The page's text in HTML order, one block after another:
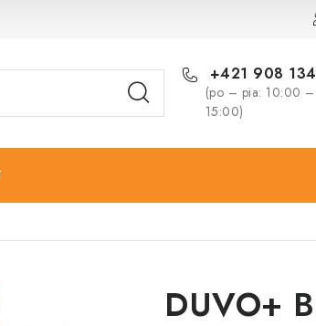
+421 908
(po – pia: 10:00 –
15:00)
DUVO+